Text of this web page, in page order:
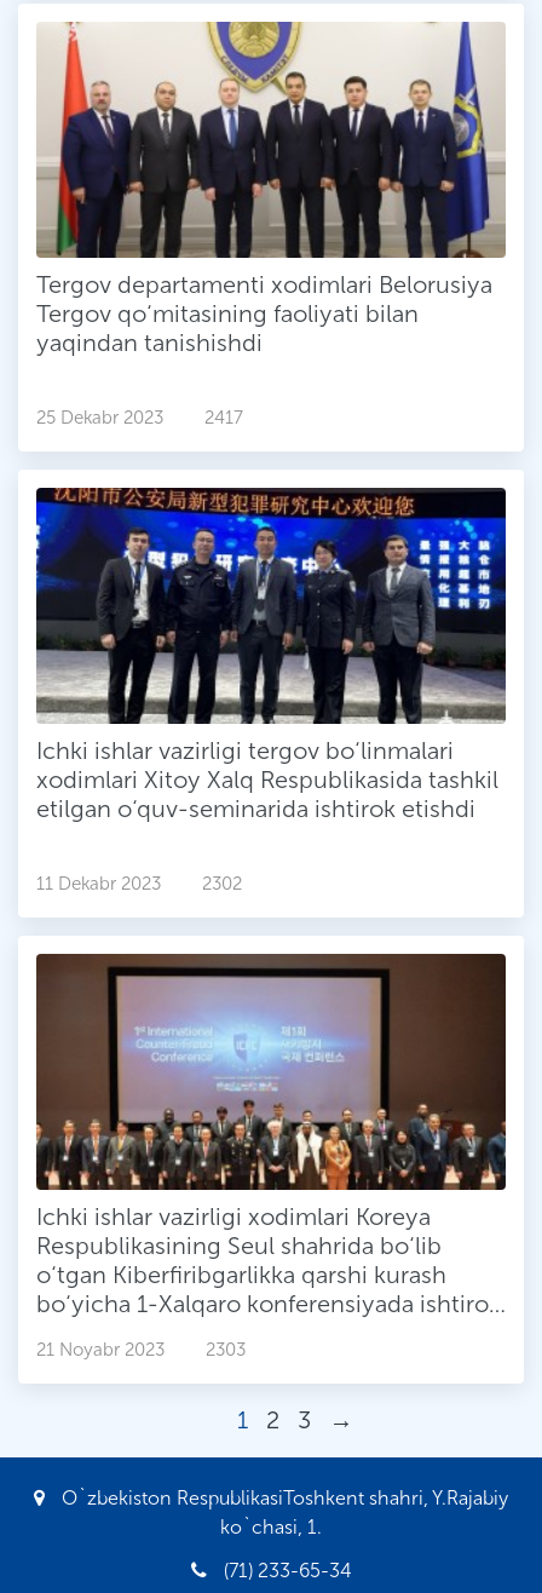
Tergov departamenti xodimlari Belorusiya
Tergov qo‘mitasining faoliyati bilan
yaqindan tanishishdi
25 Dekabr 2023 2417
Ichki ishlar vazirligi tergov bo‘linmalari
xodimlari Xitoy Xalq Respublikasida tashkil
etilgan o‘quv-seminarida ishtirok etishdi
11 Dekabr 2023 2302
Ichki ishlar vazirligi xodimlari Koreya
Respublikasining Seul shahrida bo‘lib
o‘tgan Kiberfiribgarlikka qarshi kurash
bo‘yicha 1-Xalqaro konferensiyada ishtirok
21 Noyabr 2023 2303
1 2 3 →
O`zbekiston RespublikasiToshkent shahri, Y.Rajabiy
ko`chasi, 1.
(71) 233-65-34